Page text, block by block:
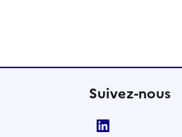
Suivez-nous